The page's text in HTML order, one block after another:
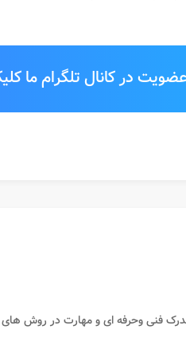
در کانال تلگرام ما
فنی وحرفه ای و مهارت در روش های